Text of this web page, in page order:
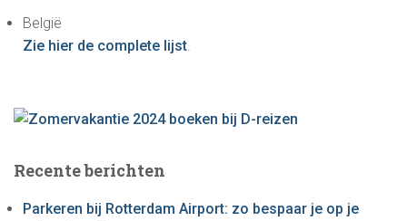
België
Zie hier de complete lijst.
Recente berichten
Parkeren bij Rotterdam Airport: zo bespaar je op je